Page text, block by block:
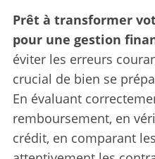
Prêt à transformer
pour une gestion
éviter les erreurs
crucial de bien se
En évaluant
remboursement, en
crédit, en comparant